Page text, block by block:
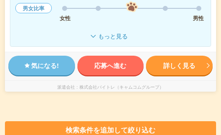
男女比率
女性
男性
もっと見る
気になる! 応募へ進む 詳しく見る
派遣会社 株式会社バイトレ（キャムコムグループ）
検索条件を追加して絞り込む